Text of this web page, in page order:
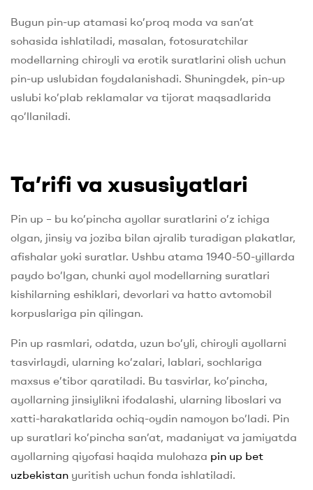
Bugun pin-up atamasi ko’proq moda va san’at
sohasida ishlatiladi, masalan, fotosuratchilar
modellarning chiroyli va erotik suratlarini olish uchun
pin-up uslubidan foydalanishadi. Shuningdek, pin-up
uslubi ko’plab reklamalar va tijorat maqsadlarida
qo’llaniladi.
Ta’rifi va xususiyatlari
Pin up – bu ko’pincha ayollar suratlarini o’z ichiga
olgan, jinsiy va joziba bilan ajralib turadigan plakatlar,
afishalar yoki suratlar. Ushbu atama 1940-50-yillarda
paydo bo’lgan, chunki ayol modellarning suratlari
kishilarning eshiklari, devorlari va hatto avtomobil
korpuslariga pin qilingan.
Pin up rasmlari, odatda, uzun bo’yli, chiroyli ayollarni
tasvirlaydi, ularning ko’zalari, lablari, sochlariga
maxsus e’tibor qaratiladi. Bu tasvirlar, ko’pincha,
ayollarning jinsiylikni ifodalashi, ularning liboslari va
xatti-harakatlarida ochiq-oydin namoyon bo’ladi. Pin
up suratlari ko’pincha san’at, madaniyat va jamiyatda
ayollarning qiyofasi haqida mulohaza pin up bet
uzbekistan yuritish uchun fonda ishlatiladi.